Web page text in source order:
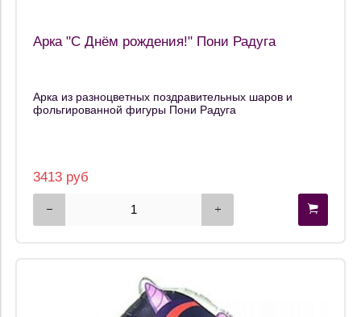
Арка "С Днём рождения!" Пони Радуга
Арка из разноцветных поздравительных шаров и
фольгированной фигуры Пони Радуга
3413 руб